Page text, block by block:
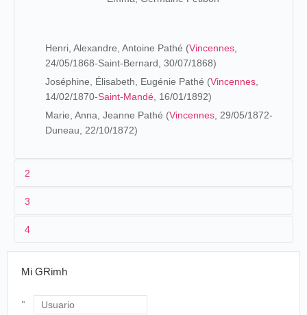
Henri, Alexandre, Antoine Pathé (Vincennes
24/05/1868-Saint-Bernard, 30/07/1868)
Joséphine, Élisabeth, Eugénie Pathé (Vincennes
14/02/1870-Saint-Mandé , 16/01/1892)
Marie, Anna, Jeanne Pathé (Vincennes , 29/05/1872-
Duneau, 22/10/1872)
2
d'un parvenuporte un regard désabusé sur l'enfance de
Charles Pathé :
Mon enfance ne fut ni gaie ni riante, certes, et
3
4
Mi GRimh